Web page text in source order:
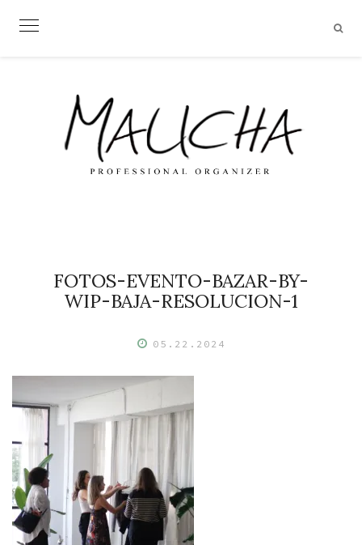
FOTOS-EVENTO-BAZAR-BY-
WIP-BAJA-RESOLUCION-1
05.22.2024